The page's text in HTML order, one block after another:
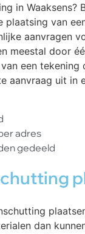
in Waaksens?
plaatsing van
aanvragen
meestal door
een
aanvraag uit in
adres
gedeeld
dan